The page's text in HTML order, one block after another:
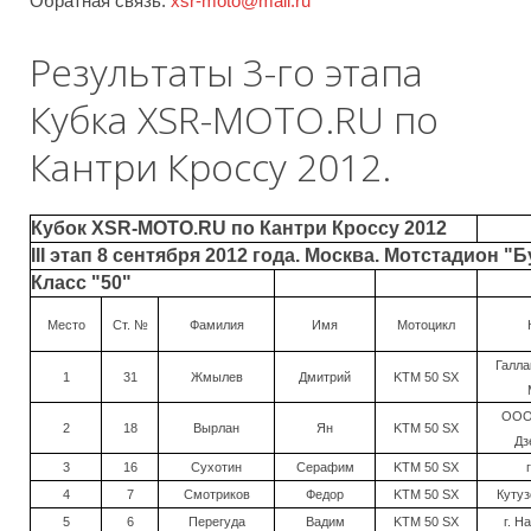
Результаты 3-го этапа
Кубка XSR-MOTO.RU по
Кантри Кроссу 2012.
Кубок XSR-MOTO.RU по Кантри Кроссу 2012
III этап 8 сентября 2012 года. Москва. Мотстадион
Класс "50"
Место Ст. № Фамилия Имя Мотоцикл
1 31 Жмылев Дмитрий KTM 50 SX
2 18 Вырлан Ян KTM 50 SX
ООО
3
16 Сухотин Серафим KTM 50 SX
4
7 Смотриков Федор KTM 50 SX
5
6 Перегуда Вадим KTM 50 SX
г.